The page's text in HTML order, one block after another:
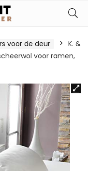
voor de deur
K. &
voor ramen,